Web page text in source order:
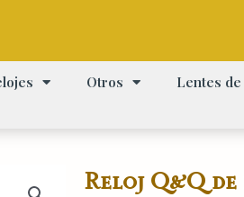
Otros Lentes
Reloj Q&Q